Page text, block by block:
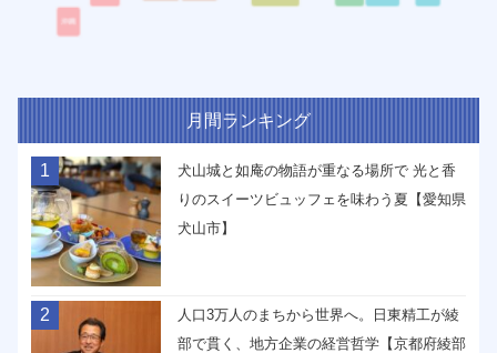
月間ランキング
1
犬山城と如庵の物語が重なる場所で 光と香
りのスイーツビュッフェを味わう夏【愛知県
犬山市】
2
人口3万人のまちから世界へ。日東精工が綾
部で貫く、地方企業の経営哲学【京都府綾部